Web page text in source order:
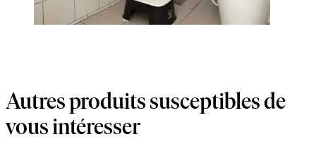
Autres produits susceptibles de
vous intéresser